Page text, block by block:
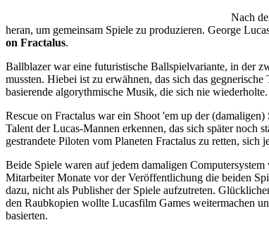
Nach
heran, um gemeinsam Spiele zu produzieren. George
on Fractalus.
Ballblazer war eine futuristische Ballspielvariante, in der
mussten. Hiebei ist zu erwähnen, das sich das
basierende algorythmische Musik, die sich nie wiederholte.
Rescue on Fractalus war ein Shoot 'em up der
Talent der Lucas-Mannen erkennen, das sich später noch
gestrandete Piloten vom Planeten Fractalus zu retten,
Beide Spiele waren auf jedem damaligen
Mitarbeiter Monate vor der Veröffentlichung die beiden
dazu, nicht als Publisher der Spiele aufzutreten.
den Raubkopien wollte Lucasfilm Games weitermachen
basierten.